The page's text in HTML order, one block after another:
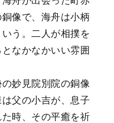
像で、海舟は小柄
う。二人が相撲を
なかなかいい雰囲
妙見院別院の銅像
父の小吉が、息子
時、その平癒を祈